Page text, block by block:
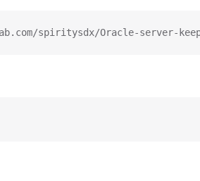
spiritysdx/Oracle-server-